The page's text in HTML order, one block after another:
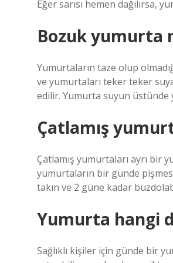
Eğer sarısı hemen dağılırsa,
Bozuk yumurta
Yumurtaların taze olup
ve yumurtaları teker teker
edilir. Yumurta suyun
Çatlamış
Çatlamış yumurtaları ayrı bir
yumurtaların bir günde
takın ve 2 güne kadar
Yumurta hangi
Sağlıklı kişiler için günde bir